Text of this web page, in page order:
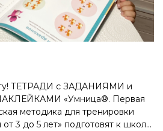
ТЕТРАДИ с ЗАДАНИЯМИ и
«Умница®. Первая
методика для тренировки
3 до 5 лет» подготовят к школ...